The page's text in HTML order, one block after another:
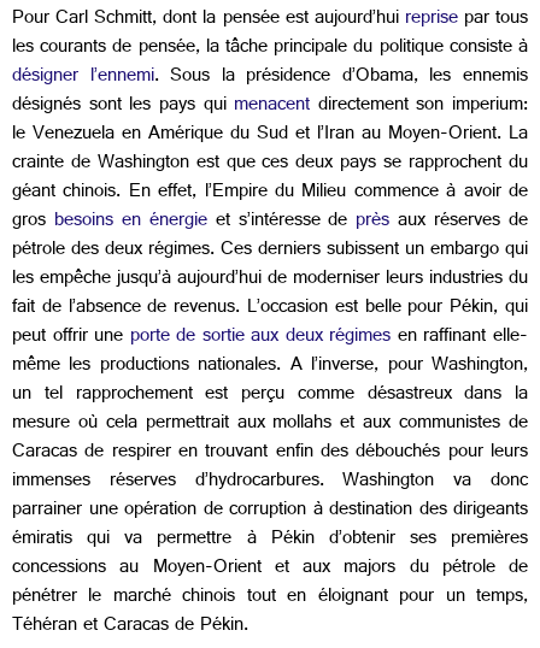
Pour Carl Schmitt, dont la pensée est aujourd’huireprisepar tous
les courants de pensée, la tâche principale du politique consiste à
désigner l’ennemi. Sous la présidence d’Obama, les ennemis
désignés sont les pays qui menacent directement son imperium:
le Venezuela en Amérique du Sud et l’Iran au Moyen-Orient. La
crainte de Washington est que ces deux pays se rapprochent du
géant chinois. En effet, l’Empire du Milieu commence à avoir de
gros besoins en énergieet s’intéresse de près aux réserves de
pétrole des deux régimes. Ces derniers subissent un embargo qui
les empêche jusqu’à aujourd’hui de moderniser leurs industries du
fait de l’absence de revenus. L’occasion est belle pour Pékin, qui
peut offrir une porte de sortie aux deux régimesen raffinant elle-
même les productions nationales. A l’inverse, pour Washington,
un tel rapprochement est perçu comme désastreux dans la
mesure où cela permettrait aux mollahs et aux communistes de
Caracas de respirer en trouvant enfin des débouchés pour leurs
immenses réserves d’hydrocarbures. Washington va donc
parrainer une opération de corruption à destination des dirigeants
émiratis qui va permettre à Pékin d’obtenir ses premières
concessions au Moyen-Orient et aux majors du pétrole de
pénétrer le marché chinois tout en éloignant pour un temps,
Téhéran et Caracas de Pékin.